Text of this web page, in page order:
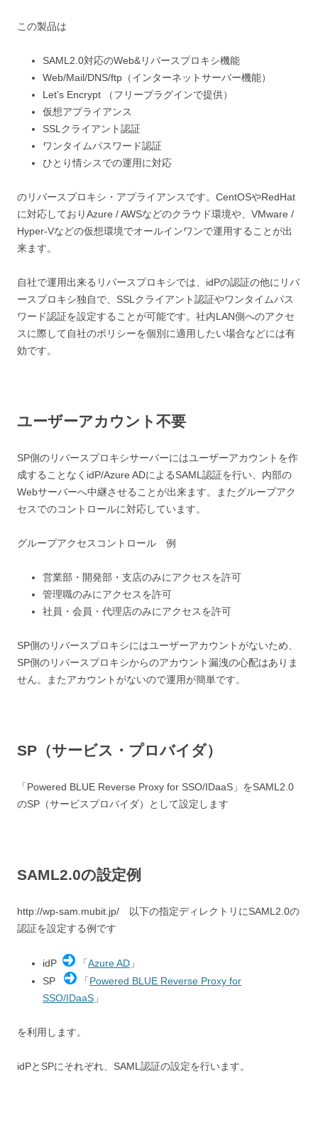
この製品は
SAML2.0対応のWeb&リバースプロキシ機能
Web/Mail/DNS/ftp（インターネットサーバー機能）
Let’s Encrypt （フリープラグインで提供）
仮想アプライアンス
SSLクライアント認証
ワンタイムパスワード認証
ひとり情シスでの運用に対応
のリバースプロキシ・アプライアンスです。CentOSやRedHat
に対応しておりAzure / AWSなどのクラウド環境や、VMware /
Hyper-Vなどの仮想環境でオールインワンで運用することが出
来ます。
自社で運用出来るリバースプロキシでは、idPの認証の他にリバ
ースプロキシ独自で、SSLクライアント認証やワンタイムパス
ワード認証を設定することが可能です。社内LAN側へのアクセ
スに際して自社のポリシーを個別に適用したい場合などには有
効です。
ユーザーアカウント不要
SP側のリバースプロキシサーバーにはユーザーアカウントを作
成することなくidP/Azure ADによるSAML認証を行い、内部の
Webサーバーへ中継させることが出来ます。またグループアク
セスでのコントロールに対応しています。
グループアクセスコントロール 例
営業部・開発部・支店のみにアクセスを許可
管理職のみにアクセスを許可
社員・会員・代理店のみにアクセスを許可
SP側のリバースプロキシにはユーザーアカウントがないため、
SP側のリバースプロキシからのアカウント漏洩の心配はありま
せん。またアカウントがないので運用が簡単です。
SP（サービス・プロバイダ）
「Powered BLUE Reverse Proxy for SSO/IDaaS」をSAML2.0
のSP（サービスプロバイダ）として設定します
SAML2.0の設定例
http://wp-sam.mubit.jp/ 以下の指定ディレクトリにSAML2.0の
認証を設定する例です
idP 「Azure AD 」
SP
「Powered BLUE Reverse Proxy for
SSO/IDaaS 」
を利用します。
idPとSPにそれぞれ、SAML認証の設定を行います。